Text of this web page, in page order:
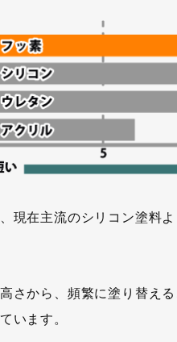
現在主流のシリコン塗料
さから、頻繁に塗り替え
います。